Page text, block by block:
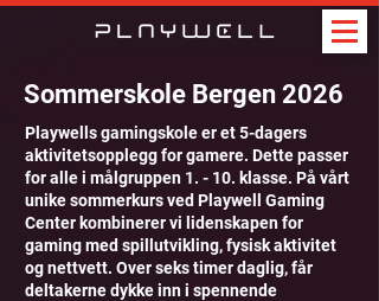
Sommerskole Bergen 2026
Playwells gamingskole er et 5-dagers
aktivitetsopplegg for gamere. Dette passer
for alle i målgruppen 1. - 10. klasse. På vårt
unike sommerkurs ved Playwell Gaming
Center kombinerer vi lidenskapen for
gaming med spillutvikling, fysisk aktivitet
og nettvett. Over seks timer daglig, får
deltakerne dykke inn i spennende